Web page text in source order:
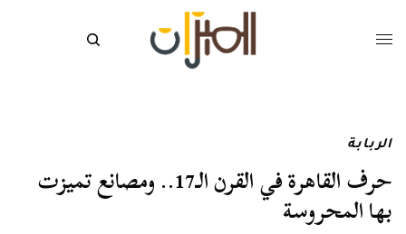
الربابة
حرف القاهرة في القرن الـ17.. ومصانع تميزت
بها المحروسة